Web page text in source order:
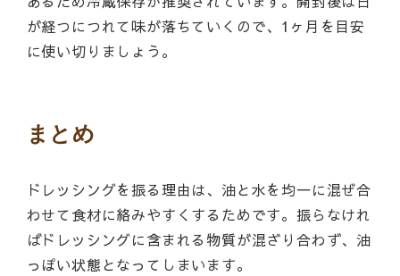
が経つにつれて味が落ちていくので、1ヶ月を目安
に使い切りましょう。
まとめ
ドレッシングを振る理由は、油と水を均一に混ぜ合
わせて食材に絡みやすくするためです。振らなけれ
ばドレッシングに含まれる物質が混ざり合わず、油
っぽい状態となってしまいます。